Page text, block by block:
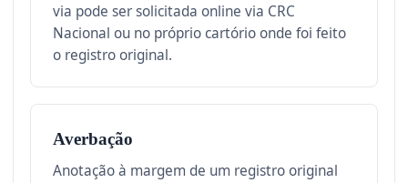
via pode ser solicitada online via CRC
Nacional ou no próprio cartório onde foi feito
o registro original.
Averbação
Anotação à margem de um registro original